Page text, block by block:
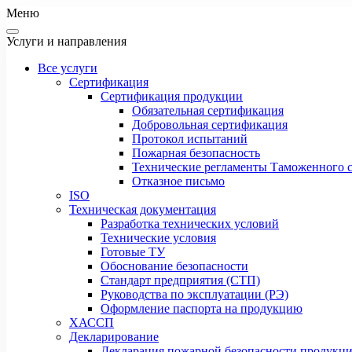
Меню
Услуги и направления
Все услуги
Сертификация
Сертификация продукции
Обязательная сертификация
Добровольная сертификация
Протокол испытаний
Пожарная безопасность
Технические регламенты Таможенного
Отказное письмо
ISO
Техническая документация
Разработка технических условий
Технические условия
Готовые ТУ
Обоснование безопасности
Стандарт предприятия (СТП)
Руководства по эксплуатации (РЭ)
Оформление паспорта на продукцию
ХАССП
Декларирование